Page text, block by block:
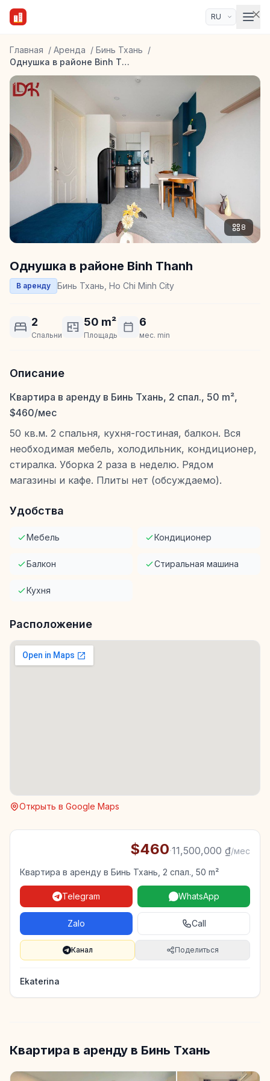
Главная / Аренда / Бинь Тхань /
Однушка в районе Binh Thanh
8
Однушка в районе Binh Thanh
В аренду Бинь Тхань, Ho Chi Minh City
2
Спальни
50 m²
Площадь
6
мес. min
Описание
Квартира в аренду в Бинь Тхань, 2 спал., 50 m²,
$460/мес
50 кв.м. 2 спальня, кухня-гостиная, балкон. Вся
необходимая мебель, холодильник, кондиционер,
стиралка. Уборка 2 раза в неделю. Рядом
магазины и кафе. Плиты нет (обсуждаемо).
Удобства
Мебель Кондиционер
Балкон Стиральная машина
Кухня
Расположение
Открыть в Google Maps
$460·11,500,000 ₫/мес
Квартира в аренду в Бинь Тхань, 2 спал., 50 m²
Telegram WhatsApp
Zalo Call
Канал Поделиться
Ekaterina
Квартира в аренду в Бинь Тхань